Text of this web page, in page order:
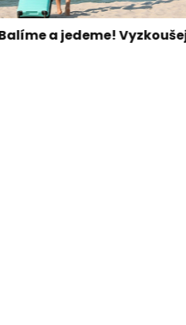
Balíme a jedeme! Vyzkoušejte naše tipy a vejdete se do každého kufru